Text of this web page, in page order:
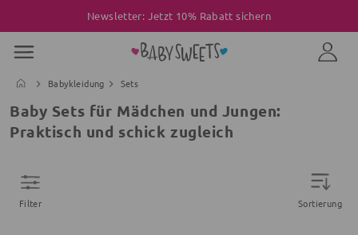
Newsletter: Jetzt 10% Rabatt sichern
Babykleidung Sets
Baby Sets für Mädchen und Jungen:
Praktisch und schick zugleich
Filter Sortierung